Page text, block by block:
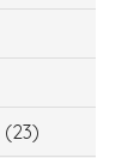
(23)